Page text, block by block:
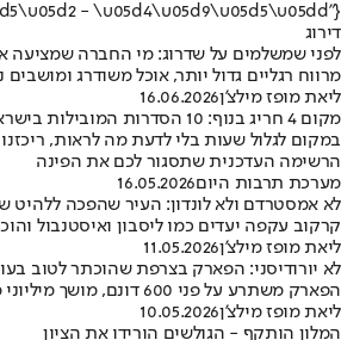
{"name":"\u05d3\u05d9\u05e8\u05d5\u05d2 - \u05d4\u05d9\u05d5\u05dd"}
דירוג
לפני שמשלמים על שדרוג: מי החברה שמציעה
מרווח רגליים גדול יותר, אוכל משודרג
ליאת מופז מילצ'ן16.06.2026
מקום 4 חריג בנוף: 10 הסדרות המובילות בישראל היום בנטפליקס
במקום לגלול שעות בלי לדעת מה לראות,
הרשימה העדכנית שתסגור לכם את הפינה
מערכת תרבות היום16.05.2026
לא אמסטרדם ולא לונדון: העיר שהפכה ללהיט
קרקוב עקפה יעדים כמו ליסבון ואיסטנבול
ליאת מופז מילצ'ן11.05.2026
לא יורודיסני: הפארק בצרפת שהוכתר לטוב
הפארק משתרע על פני 600 דונם, מושך מיליוני מבקרים ונחשב לאחת האטרקציות הכי יוצאות דופן באירופה - אבל רוב הישראלים בכלל לא מכירים אותו
ליאת מופז מילצ'ן10.05.2026
המלון הותקף - הגולשים הורידו את הציון